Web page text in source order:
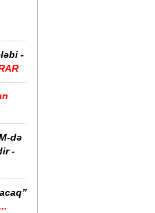
-
də
-